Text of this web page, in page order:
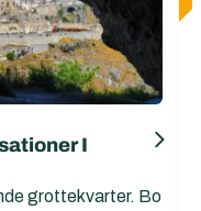
I
grottekvarter. Bo